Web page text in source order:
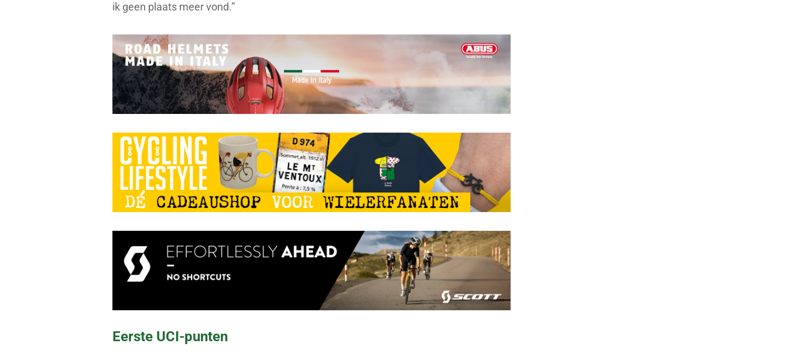
ik geen plaats meer vond.”
Eerste UCI-punten